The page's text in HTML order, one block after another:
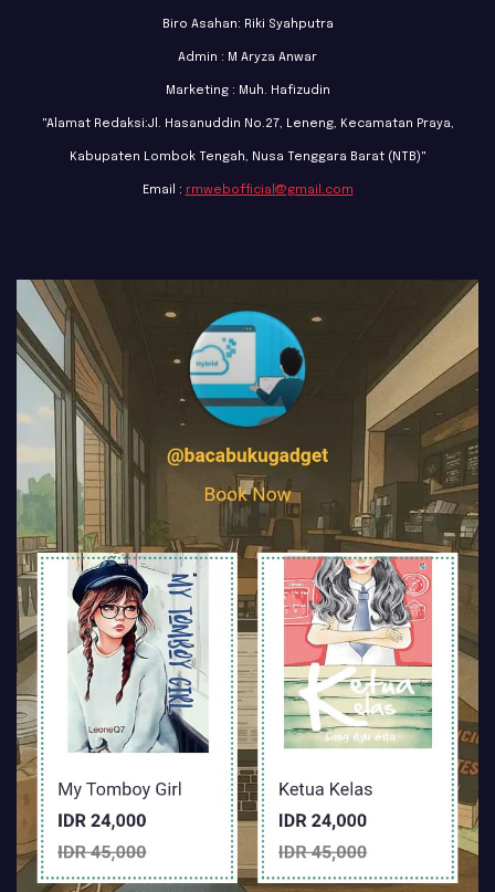
Biro Asahan: Riki Syahputra
Admin : M Aryza Anwar
Marketing : Muh. Hafizudin
"Alamat Redaksi:Jl. Hasanuddin No.27, Leneng, Kecamatan Praya,
Kabupaten Lombok Tengah, Nusa Tenggara Barat (NTB)"
Email : rmwebofficial@gmail.com